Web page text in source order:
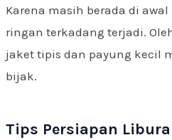
Karena masih berada di
ringan terkadang terjadi.
jaket tipis dan payung kecil
bijak.
Tips Persiapan